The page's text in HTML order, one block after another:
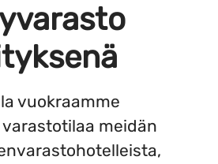
vuokraamme
meidän